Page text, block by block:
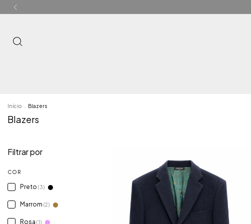
Início Blazers
Blazers
Filtrar por
COR
Preto (3)
Marrom (2)
Rosa (1)